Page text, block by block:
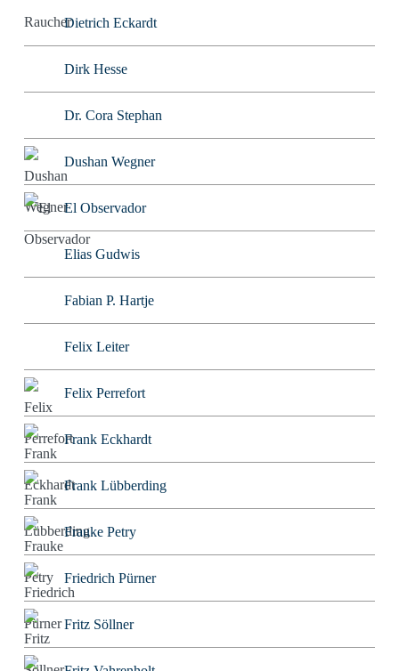
Dietrich Eckardt
Dirk Hesse
Dr. Cora Stephan
Dushan Wegner
El Observador
Elias Gudwis
Fabian P. Hartje
Felix Leiter
Felix Perrefort
Frank Eckhardt
Frank Lübberding
Frauke Petry
Friedrich Pürner
Fritz Söllner